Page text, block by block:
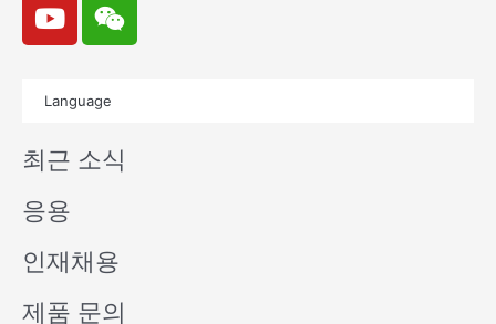
o
u
e
e
i
n
Language
최근 소식
응용
인재채용
제품 문의